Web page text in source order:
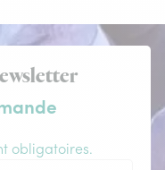
obligatoires.